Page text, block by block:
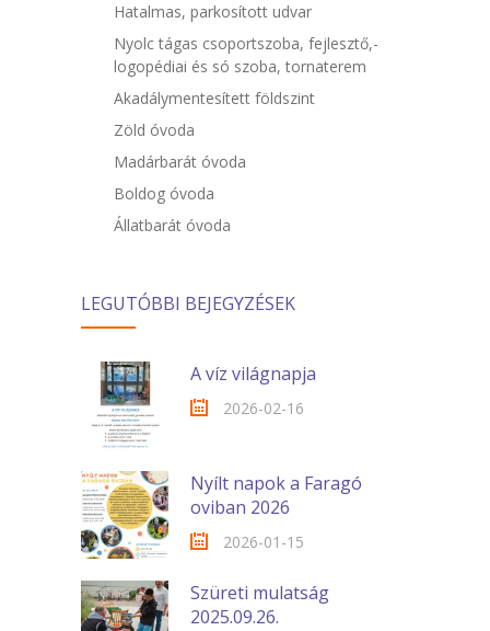
Hatalmas, parkosított udvar
Nyolc tágas csoportszoba, fejlesztő,-
logopédiai és só szoba, tornaterem
Akadálymentesített földszint
Zöld óvoda
Madárbarát óvoda
Boldog óvoda
Állatbarát óvoda
LEGUTÓBBI BEJEGYZÉSEK
A víz világnapja
2026-02-16
Nyílt napok a Faragó
oviban 2026
2026-01-15
Szüreti mulatság
2025.09.26.